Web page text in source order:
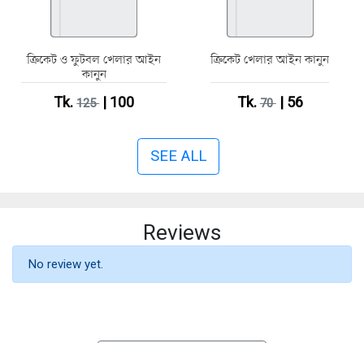
ক্রিকেট ও ফুটবল খেলার আইন
কানুন
Tk.125| 100
ক্রিকেট খেলার আইন কানুন
Tk.70| 56
SEE ALL
Reviews
No review yet.